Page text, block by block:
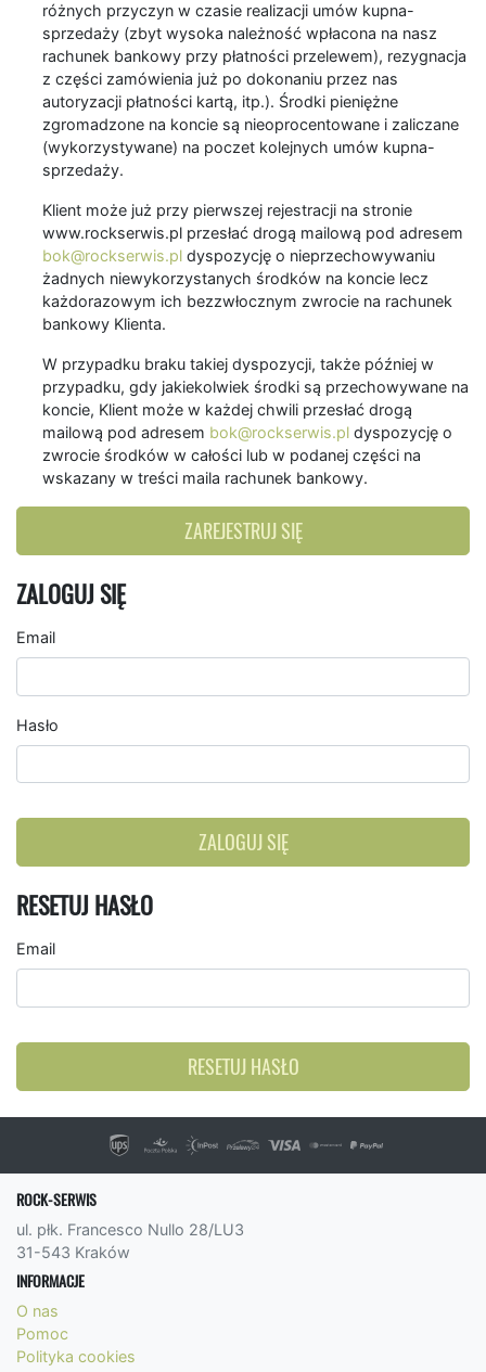
różnych przyczyn w czasie realizacji umów kupna-
sprzedaży (zbyt wysoka należność wpłacona na nasz
rachunek bankowy przy płatności przelewem), rezygnacja
z części zamówienia już po dokonaniu przez nas
autoryzacji płatności kartą, itp.). Środki pieniężne
zgromadzone na koncie są nieoprocentowane i zaliczane
(wykorzystywane) na poczet kolejnych umów kupna-
sprzedaży.
Klient może już przy pierwszej rejestracji na stronie
www.rockserwis.pl przesłać drogą mailową pod adresem
bok@rockserwis.pl dyspozycję o nieprzechowywaniu
żadnych niewykorzystanych środków na koncie lecz
każdorazowym ich bezzwłocznym zwrocie na rachunek
bankowy Klienta.
W przypadku braku takiej dyspozycji, także później w
przypadku, gdy jakiekolwiek środki są przechowywane na
koncie, Klient może w każdej chwili przesłać drogą
mailową pod adresem bok@rockserwis.pl dyspozycję o
zwrocie środków w całości lub w podanej części na
wskazany w treści maila rachunek bankowy.
ZAREJESTRUJ SIĘ
ZALOGUJ SIĘ
Email
Hasło
ZALOGUJ SIĘ
RESETUJ HASŁO
Email
RESETUJ HASŁO
ROCK-SERWIS
ul. płk. Francesco Nullo 28/LU3
31-543 Kraków
INFORMACJE
O nas
Pomoc
Polityka cookies